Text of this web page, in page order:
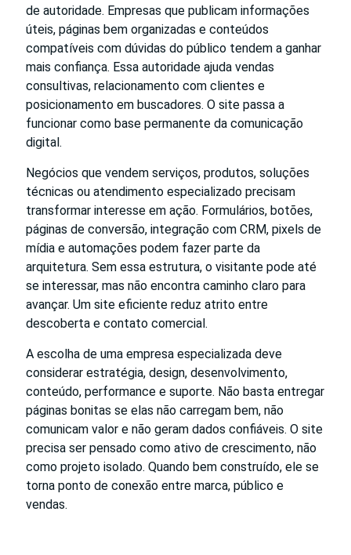
de autoridade. Empresas que publicam informações
úteis, páginas bem organizadas e conteúdos
compatíveis com dúvidas do público tendem a ganhar
mais confiança. Essa autoridade ajuda vendas
consultivas, relacionamento com clientes e
posicionamento em buscadores. O site passa a
funcionar como base permanente da comunicação
digital.
Negócios que vendem serviços, produtos, soluções
técnicas ou atendimento especializado precisam
transformar interesse em ação. Formulários, botões,
páginas de conversão, integração com CRM, pixels de
mídia e automações podem fazer parte da
arquitetura. Sem essa estrutura, o visitante pode até
se interessar, mas não encontra caminho claro para
avançar. Um site eficiente reduz atrito entre
descoberta e contato comercial.
A escolha de uma empresa especializada deve
considerar estratégia, design, desenvolvimento,
conteúdo, performance e suporte. Não basta entregar
páginas bonitas se elas não carregam bem, não
comunicam valor e não geram dados confiáveis. O site
precisa ser pensado como ativo de crescimento, não
como projeto isolado. Quando bem construído, ele se
torna ponto de conexão entre marca, público e
vendas.